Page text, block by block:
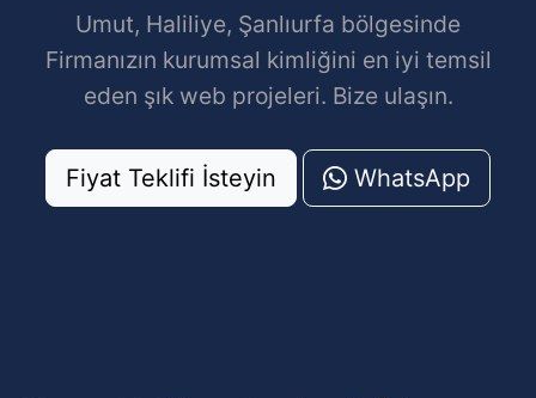
Umut, Haliliye, Şanlıurfa bölgesinde
Firmanızın kurumsal kimliğini en iyi temsil
eden şık web projeleri. Bize ulaşın.
Fiyat Teklifi İsteyin WhatsApp